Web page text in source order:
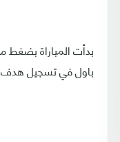
بدأت المباراة
باول في تسجيل هدف